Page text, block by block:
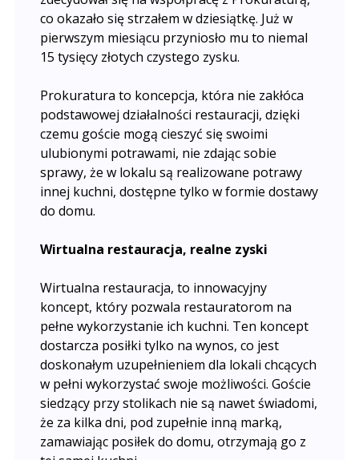
co okazało się strzałem w dziesiątkę. Już w
pierwszym miesiącu przyniosło mu to niemal
15 tysięcy złotych czystego zysku.
Prokuratura to koncepcja, która nie zakłóca
podstawowej działalności restauracji, dzięki
czemu goście mogą cieszyć się swoimi
ulubionymi potrawami, nie zdając sobie
sprawy, że w lokalu są realizowane potrawy
innej kuchni, dostępne tylko w formie dostawy
do domu.
Wirtualna restauracja, realne zyski
Wirtualna restauracja, to innowacyjny
koncept, który pozwala restauratorom na
pełne wykorzystanie ich kuchni. Ten koncept
dostarcza posiłki tylko na wynos, co jest
doskonałym uzupełnieniem dla lokali chcących
w pełni wykorzystać swoje możliwości. Goście
siedzący przy stolikach nie są nawet świadomi,
że za kilka dni, pod zupełnie inną marką,
zamawiając posiłek do domu, otrzymają go z